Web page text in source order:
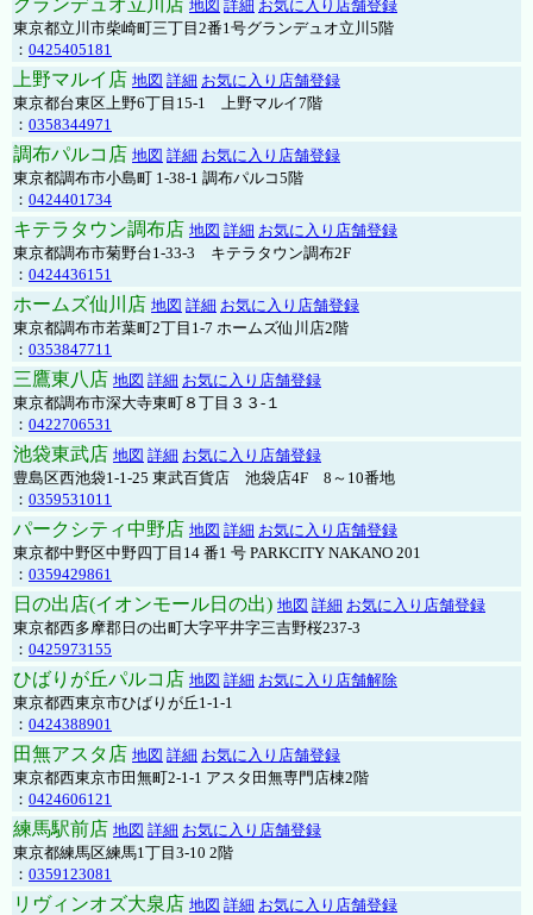
グランデュオ立川店 地図 詳細 お気に入り店舗登録
東京都立川市柴崎町三丁目2番1号グランデュオ立川5階
： 0425405181
上野マルイ店 地図 詳細 お気に入り店舗登録
東京都台東区上野6丁目15-1 上野マルイ7階
： 0358344971
調布パルコ店 地図 詳細 お気に入り店舗登録
東京都調布市小島町 1-38-1 調布パルコ5階
： 0424401734
キテラタウン調布店 地図 詳細 お気に入り店舗登録
東京都調布市菊野台1-33-3 キテラタウン調布2F
： 0424436151
ホームズ仙川店 地図 詳細 お気に入り店舗登録
東京都調布市若葉町2丁目1-7 ホームズ仙川店2階
： 0353847711
三鷹東八店 地図 詳細 お気に入り店舗登録
東京都調布市深大寺東町８丁目３３-１
： 0422706531
池袋東武店 地図 詳細 お気に入り店舗登録
豊島区西池袋1-1-25 東武百貨店 池袋店4F 8～10番地
： 0359531011
パークシティ中野店 地図 詳細 お気に入り店舗登録
東京都中野区中野四丁目14 番1 号 PARKCITY NAKANO 201
： 0359429861
日の出店(イオンモール日の出) 地図 詳細 お気に入り店舗登録
東京都西多摩郡日の出町大字平井字三吉野桜237-3
： 0425973155
ひばりが丘パルコ店 地図 詳細 お気に入り店舗解除
東京都西東京市ひばりが丘1-1-1
： 0424388901
田無アスタ店 地図 詳細 お気に入り店舗登録
東京都西東京市田無町2-1-1 アスタ田無専門店棟2階
： 0424606121
練馬駅前店 地図 詳細 お気に入り店舗登録
東京都練馬区練馬1丁目3-10 2階
： 0359123081
リヴィンオズ大泉店 地図 詳細 お気に入り店舗登録